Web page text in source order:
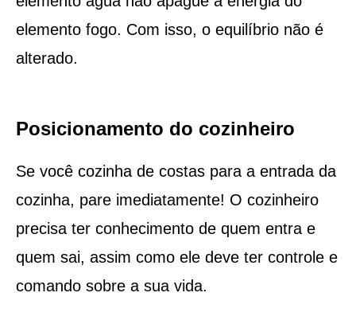
elemento fogo. Com isso, o equilíbrio não é
alterado.
Posicionamento do cozinheiro
Se você cozinha de costas para a entrada da
cozinha, pare imediatamente! O cozinheiro
precisa ter conhecimento de quem entra e
quem sai, assim como ele deve ter controle e
comando sobre a sua vida.